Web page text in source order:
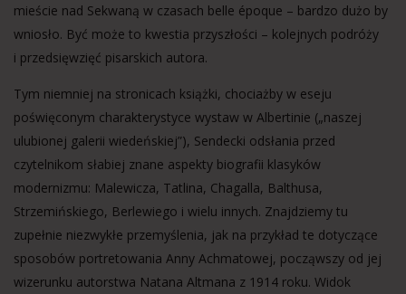
mieście nad Sekwaną w czasach belle époque – bardzo dużo by
wniosło. Być może to kwestia przyszłości – kolejnych podróży
i przedsięwzięć pisarskich autora.
Tym niemniej na stronicach książki, chociażby w eseju
poświęconym charakterystyce wystaw w Albertinie („naszej
ulubionej galerii wiedeńskiej”), Sendecki odsłania przed
czytelnikom słabiej znane aspekty biografii klasyków
modernizmu: Malewicza, Tatlina, Chagalla, Balthusa,
Strzemińskiego, Berlewiego i wielu innych. Znajdziemy tu
zupełnie niezwykłe przemyślenia, jak na przykład te dotyczące
sposobów portretowania Anny Achmatowej, począwszy od jej
wizerunku autorstwa Natana Altmana z 1914 roku. Widok